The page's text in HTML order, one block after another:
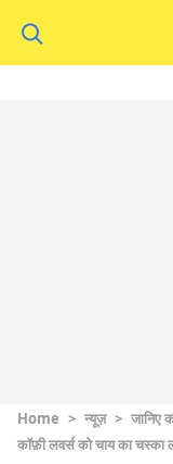
Home > न्यूज़ >
कॉफ़ी लवर्स को चाय का चस्का